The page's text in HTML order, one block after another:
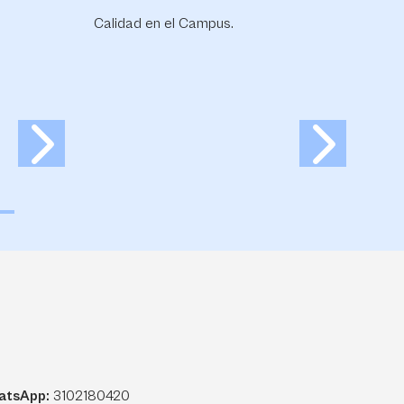
3102180420